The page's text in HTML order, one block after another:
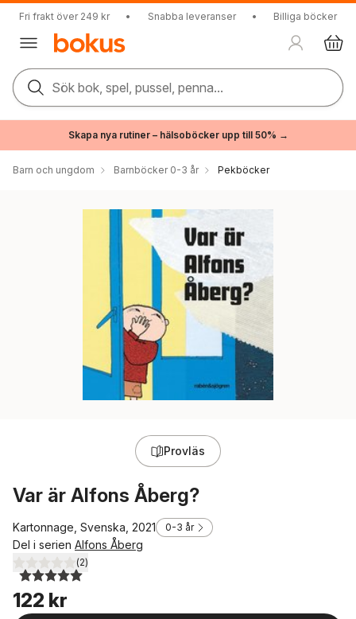
Fri frakt över 249 kr • Snabba leveranser • Billiga böcker
Sök bok, spel, pussel, penna...
Skapa nya rutiner – hälsoböcker upp till 50% →
Barn och ungdom Barnböcker 0-3 år Pekböcker
Provläs
Var är Alfons Åberg?
Kartonnage, Svenska, 2021 0-3 år
Del i serien Alfons Åberg
5,0utav 5 stjärnor. Totalt antal röster:
(2)
122 kr